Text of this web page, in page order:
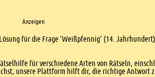
Anzeigen
für die Frage 'Weißpfennig' (14.
für verschiedene Arten von Rätseln,
unsere Plattform hilft dir, die richtige Antwort